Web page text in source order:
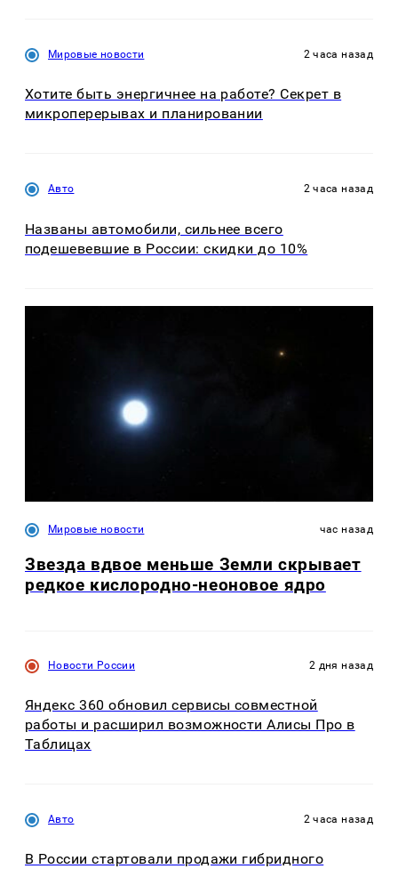
Мировые новости 2 часа назад
Хотите быть энергичнее на работе? Секрет в
микроперерывах и планировании
Авто 2 часа назад
Названы автомобили, сильнее всего
подешевевшие в России: скидки до 10%
Мировые новости час назад
Звезда вдвое меньше Земли скрывает
редкое кислородно-неоновое ядро
Новости России 2 дня назад
Яндекс 360 обновил сервисы совместной
работы и расширил возможности Алисы Про в
Таблицах
Авто 2 часа назад
В России стартовали продажи гибридного